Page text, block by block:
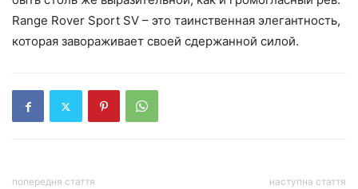
Range Rover Sport SV – это таинственная элегантность,
которая завораживает своей сдержанной силой.
попередня стаття наступна стаття